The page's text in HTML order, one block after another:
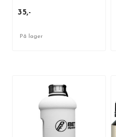
35,-
På lager